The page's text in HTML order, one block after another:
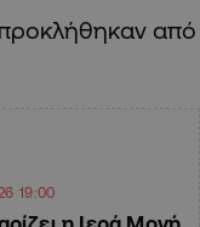
από
19:00